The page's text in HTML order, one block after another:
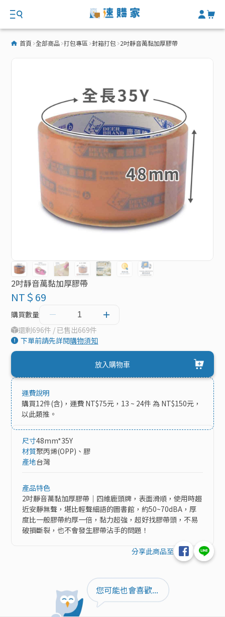
首頁 全部商品 打包專區 封箱打包 2吋靜音萬黏加厚膠帶
2吋靜音萬黏加厚膠帶
NT＄69
購買數量
還剩696件 / 已售出669件
下單前請先詳閱購物須知
放入購物車
運費說明
購買12件(含)，運費 NT$75元，13 ~ 24件 為 NT$150元，
尺寸48mm*35Y
材質聚丙烯(OPP)、膠
產地台灣
產品特色
2吋靜音萬黏加厚膠帶｜四維鹿頭牌，表面滑順，使用時趨
近安靜無聲，堪比輕聲細語的圖書館，約50~70dBA，厚
度比一般膠帶約厚一倍，黏力超強，超好找膠帶頭，不易
破損斷裂，也不會發生膠帶沾手的問題！
分享此商品至
您可能也會喜歡...